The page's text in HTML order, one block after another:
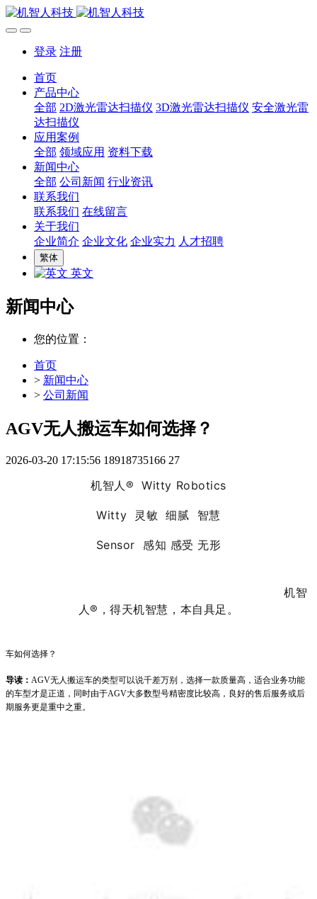
登录 注册
首页
产品中心
全部 2D激光雷达扫描仪 3D激光雷达扫描仪 安全激光雷
达扫描仪
应用案例
全部 领域应用 资料下载
新闻中心
全部 公司新闻 行业资讯
联系我们
联系我们 在线留言
关于我们
企业简介 企业文化 企业实力 人才招聘
繁体
英文
新闻中心
您的位置：
首页
> 新闻中心
> 公司新闻
AGV无人搬运车如何选择？
2026-03-20 17:15:56 18918735166 27
机智人® Witty Robotics
Witty 灵敏 细腻 智慧
Sensor 感知 感受 无形
机智
人®，得天机智慧，本自具足。
车如何选择？
导读： AGV无人搬运车的类型可以说千差万别，选择一款质量高，适合业务功能
的车型才是正道，同时由于AGV大多数型号精密度比较高，良好的售后服务或后
期服务更是重中之重。